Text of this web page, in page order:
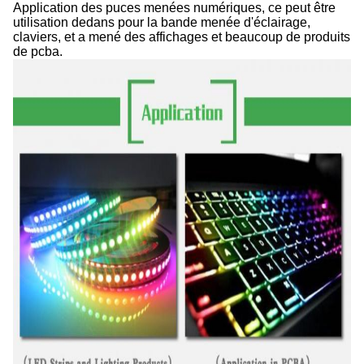
Application des puces menées numériques, ce peut être
utilisation dedans pour la bande menée d'éclairage,
claviers, et a mené des affichages et beaucoup de produits
de pcba.